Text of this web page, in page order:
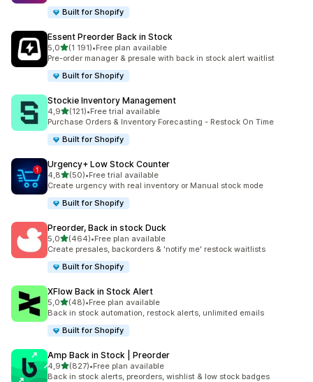
Built for Shopify
Essent Preorder Back in Stock
5,0na 5 gwiazdek
(1 191)
Łączna liczba recenzji: 1191
•Free plan available
Pre-order manager & presale with back in stock alert waitlist
Built for Shopify
Stockie Inventory Management
4,9na 5 gwiazdek
(121)
Łączna liczba recenzji: 121
•Free trial available
Purchase Orders & Inventory Forecasting - Restock On Time
Built for Shopify
Urgency+ Low Stock Counter
4,8na 5 gwiazdek
(50)
Łączna liczba recenzji: 50
•Free trial available
Create urgency with real inventory or Manual stock mode
Built for Shopify
Preorder, Back in stock Duck
5,0na 5 gwiazdek
(464)
Łączna liczba recenzji: 464
•Free plan available
Create presales, backorders & 'notify me' restock waitlists
Built for Shopify
XFlow Back in Stock Alert
5,0na 5 gwiazdek
(48)
Łączna liczba recenzji: 48
•Free plan available
Back in stock automation, restock alerts, unlimited emails
Built for Shopify
Amp Back in Stock | Preorder
4,9na 5 gwiazdek
(827)
Łączna liczba recenzji: 827
•Free plan available
Back in stock alerts, preorders, wishlist & low stock badges